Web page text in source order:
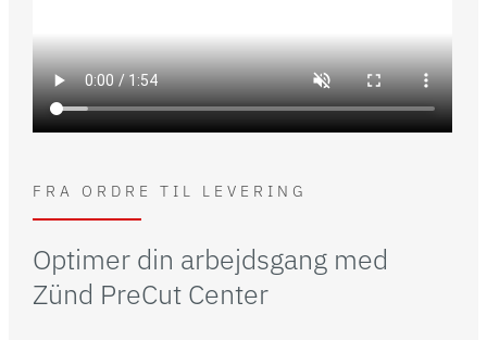
FRA ORDRE TIL LEVERING
Optimer din arbejdsgang med
Zünd PreCut Center